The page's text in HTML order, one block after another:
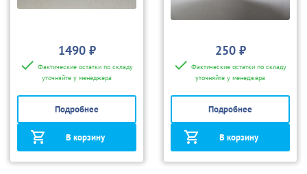
1490 ₽
Фактические остатки по складу
уточняйте у менеджера
Подробнее
В корзину
250 ₽
Фактические остатки по складу
уточняйте у менеджера
Подробнее
В корзину